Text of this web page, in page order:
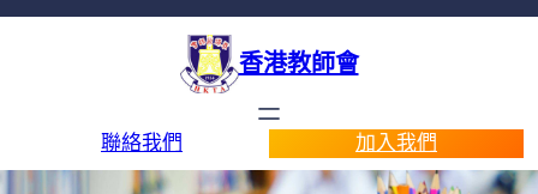
香港教師會
聯絡我們 加入我們